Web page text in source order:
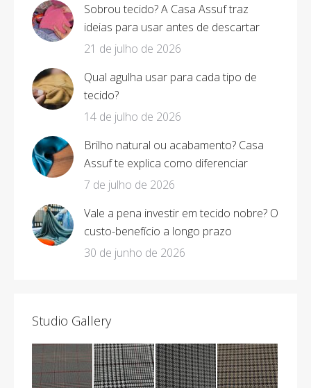
Sobrou tecido? A Casa Assuf traz
ideias para usar antes de descartar
21 de julho de 2026
Qual agulha usar para cada tipo de
tecido?
14 de julho de 2026
Brilho natural ou acabamento? Casa
Assuf te explica como diferenciar
7 de julho de 2026
Vale a pena investir em tecido nobre? O
custo-benefício a longo prazo
30 de junho de 2026
Studio Gallery